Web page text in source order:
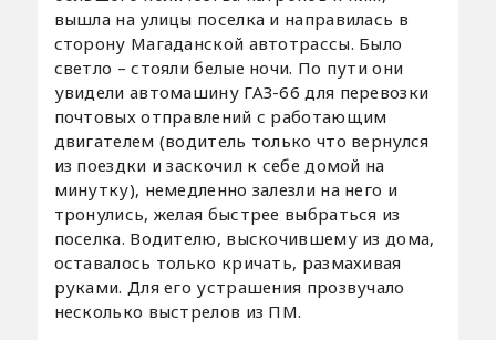
вышла на улицы поселка и направилась в
сторону Магаданской автотрассы. Было
светло – стояли белые ночи. По пути они
увидели автомашину ГАЗ-66 для перевозки
почтовых отправлений с работающим
двигателем (водитель только что вернулся
из поездки и заскочил к себе домой на
минутку), немедленно залезли на него и
тронулись, желая быстрее выбраться из
поселка. Водителю, выскочившему из дома,
оставалось только кричать, размахивая
руками. Для его устрашения прозвучало
несколько выстрелов из ПМ.